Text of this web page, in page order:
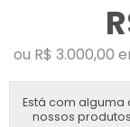
ou R$ 3.000,00
Está com
nossos